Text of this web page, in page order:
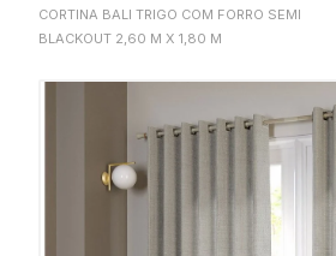
CORTINA BALI TRIGO COM FORRO SEMI
BLACKOUT 2,60 M X 1,80 M